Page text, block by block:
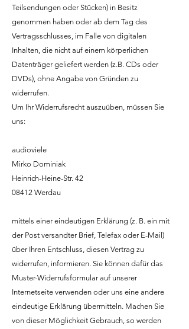
Teilsendungen oder Stücken) in Besitz
genommen haben oder ab dem Tag des
Vertragsschlusses, im Falle von digitalen
Inhalten, die nicht auf einem körperlichen
Datenträger geliefert werden (z.B. CDs oder
DVDs), ohne Angabe von Gründen zu
widerrufen.
Um Ihr Widerrufsrecht auszuüben, müssen Sie
uns:
audioviele
Mirko Dominiak
Heinrich-Heine-Str. 42
08412 Werdau
mittels einer eindeutigen Erklärung (z. B. ein mit
der Post versandter Brief, Telefax oder E-Mail)
über Ihren Entschluss, diesen Vertrag zu
widerrufen, informieren. Sie können dafür das
Muster-Widerrufsformular auf unserer
Internetseite verwenden oder uns eine andere
eindeutige Erklärung übermitteln. Machen Sie
von dieser Möglichkeit Gebrauch, so werden